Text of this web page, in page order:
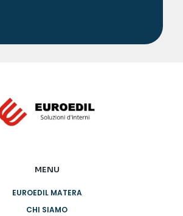
MENU
EUROEDIL MATERA
CHI SIAMO